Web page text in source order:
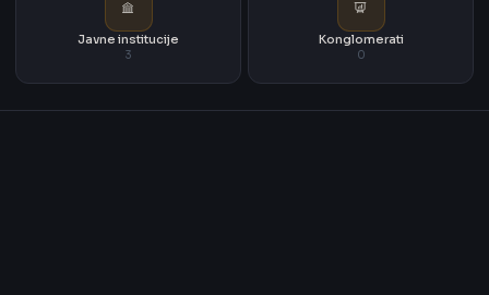
Javne institucije
3
Konglomerati
0